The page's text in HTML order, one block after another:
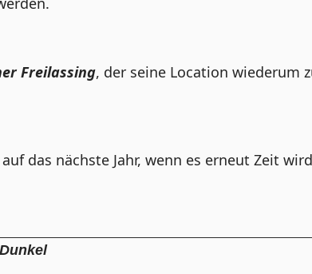
Freilassing, der seine Location wiederum
das nächste Jahr, wenn es erneut Zeit
Dunkel